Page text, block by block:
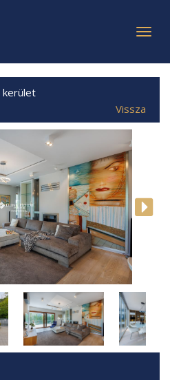
kerület
Vissza